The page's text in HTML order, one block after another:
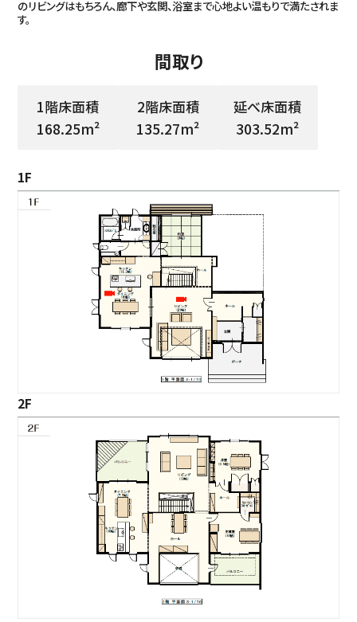
のリビングはもちろん、廊下や玄関、浴室まで心地よい温もりで満たされま
す。
間取り
1階床面積
168.25m²
2階床面積
135.27m²
延べ床面積
303.52m²
1F
2F